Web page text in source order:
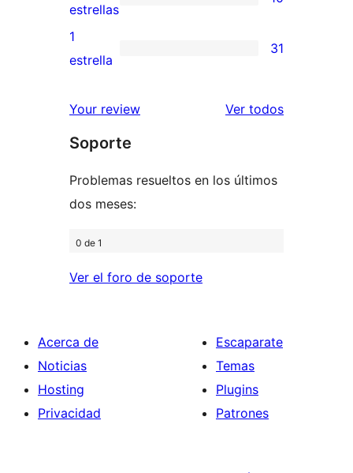
de
3
estrellas
10
valoraciones
de
estrellas
estrellas
31
de
estrellas
1
estrella
31
Your review Ver todoslos
Soporte
Problemas resueltos en los últimos
dos meses:
0 de 1
Ver el foro de soporte
Acerca de
Noticias
Hosting
Privacidad
Escaparate
Temas
Plugins
Patrones